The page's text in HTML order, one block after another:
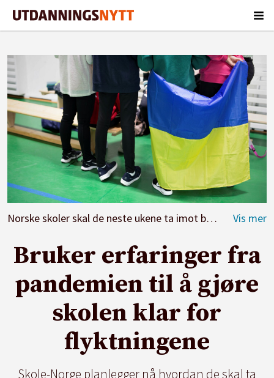
Norske skoler skal de neste ukene ta imot barn og unge som har flyktet fra krigen i Ukraina.
Bruker erfaringer fra
pandemien til å gjøre
skolen klar for
flyktningene
Skole-Norge planlegger nå hvordan de skal ta